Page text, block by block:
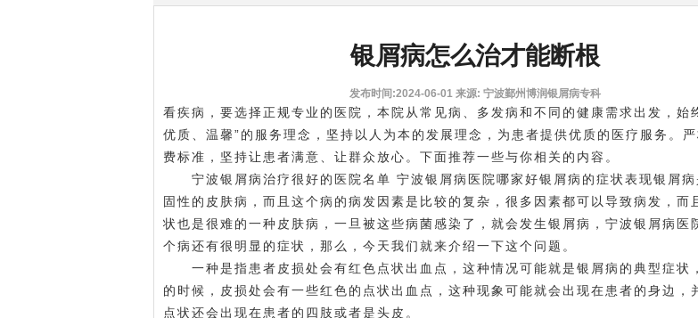
银屑病怎么治才能断根
发布时间:2024-06-01 来源: 宁波鄞州博润银屑病专科
看疾病，要选择正规专业的医院，本院从常见病、多发病和不同的健康需求出发，始
优质、温馨”的服务理念，坚持以人为本的发展理念，为患者提供优质的医疗服务。
费标准，坚持让患者满意、让群众放心。下面推荐一些与你相关的内容。
宁波银屑病治疗很好的医院名单 宁波银屑病医院哪家好银屑病的症状表现银屑
固性的皮肤病，而且这个病的病发因素是比较的复杂，很多因素都可以导致病发，而
状也是很难的一种皮肤病，一旦被这些病菌感染了，就会发生银屑病， 宁波银屑病医
个病还有很明显的症状，那么，今天我们就来介绍一下这个问题。
一种是指患者皮损处会有红色点状出血点，这种情况可能就是银屑病的典型症状
的时候，皮损处会有一些红色的点状出血点，这种现象可能就会出现在患者的身边，
点状还会出现在患者的四肢或者是头皮。